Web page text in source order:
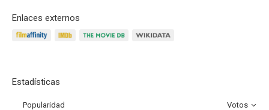
Enlaces externos
Estadísticas
Popularidad Votos